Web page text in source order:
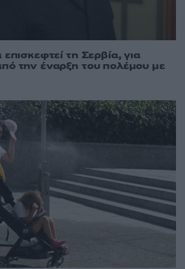
τη Σερβία, για
την έναρξη του πολέμου με